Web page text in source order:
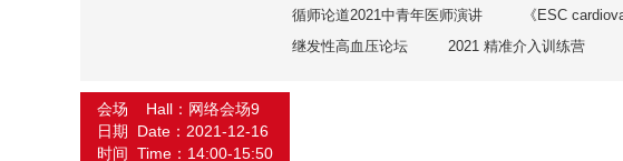
循师论道2021中青年医师演讲
《ESC
继发性高血压论坛
2021 精准介入训练营
会场 Hall：网络会场9
日期 Date：2021-12-16
时间 Time：14:00-15:50